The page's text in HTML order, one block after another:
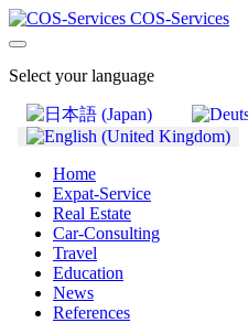
COS-Services
Select your language
Home
Expat-Service
Real Estate
Car-Consulting
Travel
Education
News
References